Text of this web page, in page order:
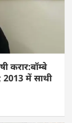
करार:बॉम्बे
2013 में साथी